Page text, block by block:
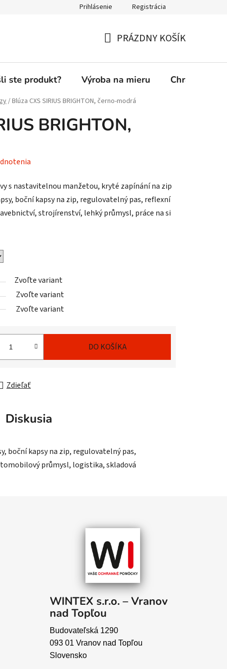
Prihlásenie Registrácia
KOŠÍK
PRÁZDNY KOŠÍK
ste produkt? Výroba na mieru Chránená
/Blúza CXS SIRIUS BRIGHTON, černo-modrá
BRIGHTON,
s nastavitelnou manžetou, kryté zapínání na zip
boční kapsy na zip, regulovatelný pas, reflexní
strojírenství, lehký průmysl, práce na si
Zvoľte variant
Zvoľte variant
Zvoľte variant
DO KOŠÍKA
Zdieľať
Diskusia
boční kapsy na zip, regulovatelný pas,
průmysl, logistika, skladová
WINTEX s.r.o. – Vranov
nad Topľou
Budovateľská 1290
093 01 Vranov nad Topľou
Slovensko